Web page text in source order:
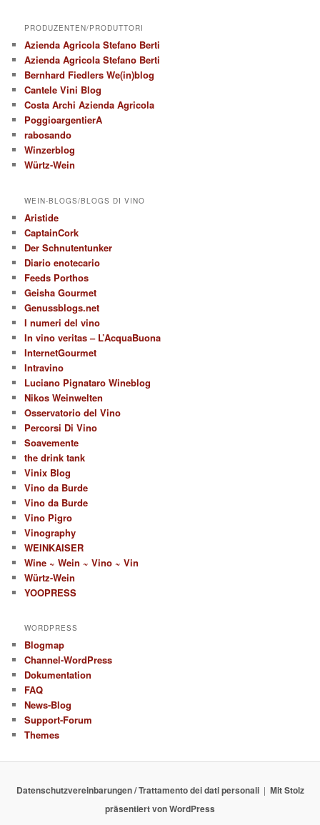
PRODUZENTEN/PRODUTTORI
Azienda Agricola Stefano Berti
Azienda Agricola Stefano Berti
Bernhard Fiedlers We(in)blog
Cantele Vini Blog
Costa Archi Azienda Agricola
PoggioargentierA
rabosando
Winzerblog
Würtz-Wein
WEIN-BLOGS/BLOGS DI VINO
Aristide
CaptainCork
Der Schnutentunker
Diario enotecario
Feeds Porthos
Geisha Gourmet
Genussblogs.net
I numeri del vino
In vino veritas – L’AcquaBuona
InternetGourmet
Intravino
Luciano Pignataro Wineblog
Nikos Weinwelten
Osservatorio del Vino
Percorsi Di Vino
Soavemente
the drink tank
Vinix Blog
Vino da Burde
Vino da Burde
Vino Pigro
Vinography
WEINKAISER
Wine ~ Wein ~ Vino ~ Vin
Würtz-Wein
YOOPRESS
WORDPRESS
Blogmap
Channel-WordPress
Dokumentation
FAQ
News-Blog
Support-Forum
Themes
Datenschutzvereinbarungen / Trattamento dei dati personali
Mit Stolz
präsentiert von WordPress